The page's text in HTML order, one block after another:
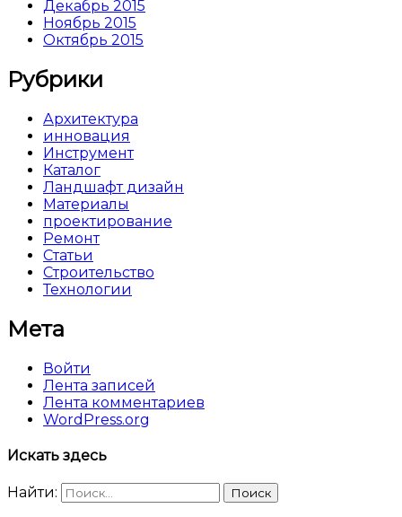
Декабрь 2015
Ноябрь 2015
Октябрь 2015
Рубрики
Архитектура
инновация
Инструмент
Каталог
Ландшафт дизайн
Материалы
проектирование
Ремонт
Статьи
Строительство
Технологии
Мета
Войти
Лента записей
Лента комментариев
WordPress.org
Искать здесь
Найти: